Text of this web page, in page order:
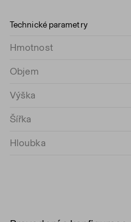
Technické parametry
Hmotnost
Objem
Výška
Šířka
Hloubka